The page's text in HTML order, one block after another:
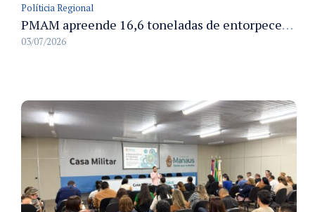
Políticia Regional
PMAM apreende 16,6 toneladas de entorpecentes e registra aumento nas prisões em flagrante e nas capturas de foragidos no primeiro semestre de 2026
03/07/2026